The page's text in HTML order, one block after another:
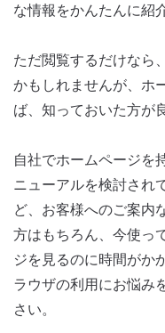
な情報をかんたんに紹
ただ閲覧するだけなら
かもしれませんが、ホ
ば、知っておいた方が
自社でホームページを
ニューアルを検討され
ど、お客様へのご案内
方はもちろん、今使っ
ジを見るのに時間がか
ラウザの利用にお悩み
さい。